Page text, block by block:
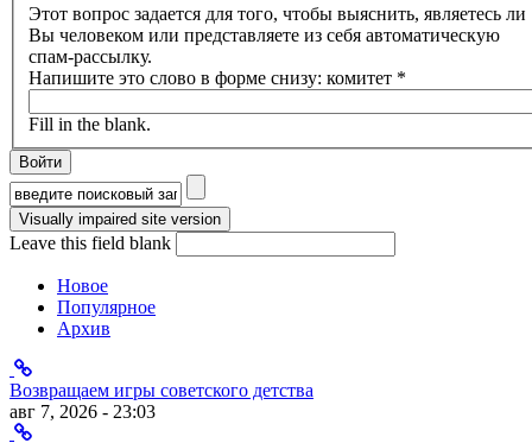
Этот вопрос задается для того, чтобы выяснить, являетесь ли
Вы человеком или представляете из себя автоматическую
спам-рассылку.
Напишите это слово в форме снизу: комитет *
Fill in the blank.
Форма поиска
Leave this field blank
Новое
Популярное
Архив
Возвращаем игры советского детства
авг 7, 2026 - 23:03